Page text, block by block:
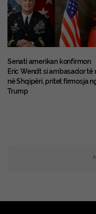
Senati amerikan konfirmon
Eric Wendt si ambasador të
në Shqipëri, pritet firmosja
Trump